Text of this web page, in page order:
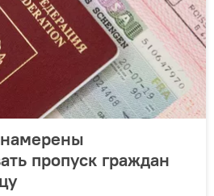
пропуск граждан